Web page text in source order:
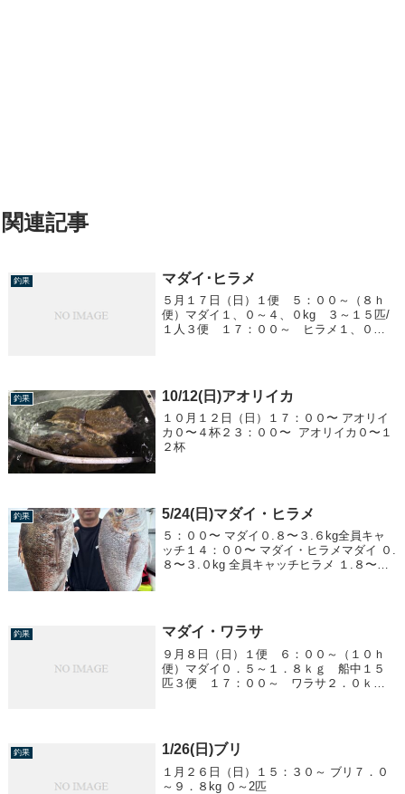
関連記事
釣果 マダイ･ヒラメ
５月１７日（日）１便 ５：００～（８ｈ
便）マダイ１、０～４、０kg ３～１５匹/
１人３便 １７：００～ ヒラメ１、０～
釣果 10/12(日)アオリイカ
１０月１２日（日）１７：００〜 アオリイ
カ０〜４杯２３：００〜 アオリイカ０〜１
２杯
釣果 5/24(日)マダイ・ヒラメ
５：００〜 マダイ０.８〜３.６kg全員キャ
ッチ１４：００〜 マダイ・ヒラメマダイ ０.
８〜３.０kg 全員キャッチヒラメ １.８〜４.
釣果 マダイ・ワラサ
９月８日（日）１便 ６：００～（１０ｈ
便）マダイ０．５～１．８ｋｇ 船中１５
匹３便 １７：００～ ワラサ２．０ｋｇ
釣果 1/26(日)ブリ
１月２６日（日）１５：３０～ ブリ７．０
～９．８kg ０～2匹